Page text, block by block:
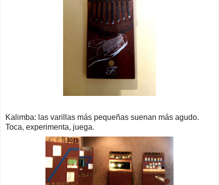
Kalimba: las varillas más pequeñas suenan más agudo.
Toca, experimenta, juega.